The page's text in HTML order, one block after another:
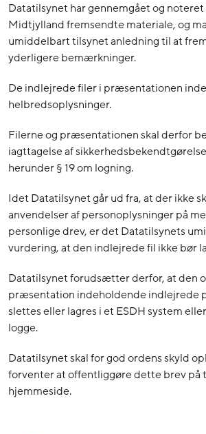
Datatilsynet har gennemgået og noteret
Midtjylland fremsendte materiale, og
umiddelbart tilsynet anledning til at
yderligere bemærkninger.
De indlejrede filer i præsentationen
helbredsoplysninger.
Filerne og præsentationen skal derfor
iagttagelse af
herunder § 19 om logning.
Idet Datatilsynet går ud fra, at der ikke
anvendelser af personoplysninger på
personlige drev, er det Datatilsynets
vurdering, at den indlejrede fil ikke bør
Datatilsynet forudsætter derfor, at den
præsentation indeholdende indlejrede
slettes eller lagres i et ESDH system
logge.
Datatilsynet skal for god ordens skyld
forventer at offentliggøre dette brev på
hjemmeside.